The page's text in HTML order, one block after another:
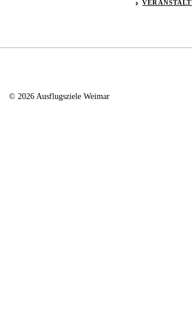
© 2026 Ausflugsziele Weimar